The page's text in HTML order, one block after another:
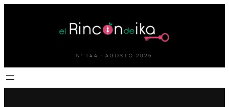
Nº 144 · AGOSTO 2026